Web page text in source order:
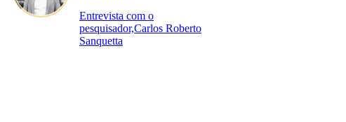
Entrevista com o
pesquisador,Carlos Roberto
Sanquetta